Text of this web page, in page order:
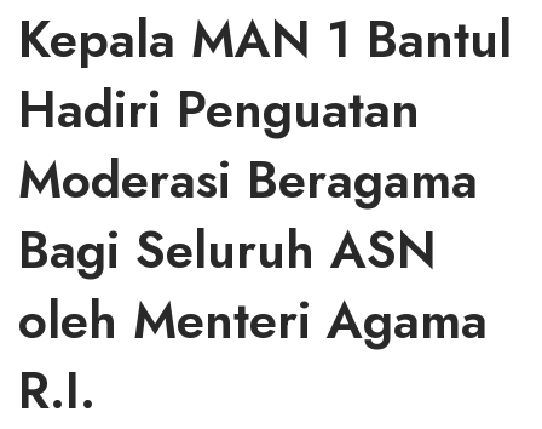
Kepala MAN 1 Bantul
Hadiri Penguatan
Moderasi Beragama
Bagi Seluruh ASN
oleh Menteri Agama
R.I.